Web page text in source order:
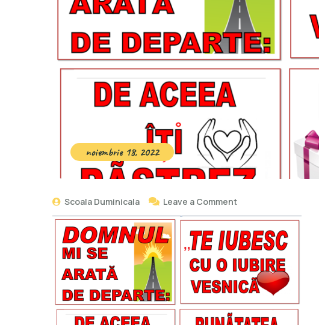
noiembrie 18, 2022
Scoala Duminicala Leave a Comment